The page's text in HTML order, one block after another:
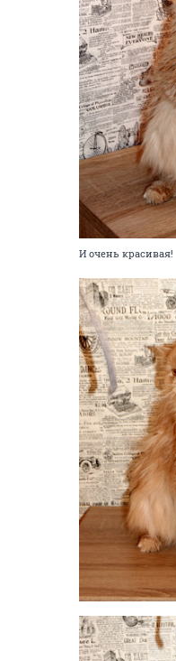
И очень красивая!